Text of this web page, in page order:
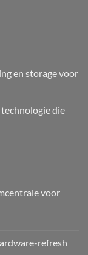
en storage voor
die
voor
refresh